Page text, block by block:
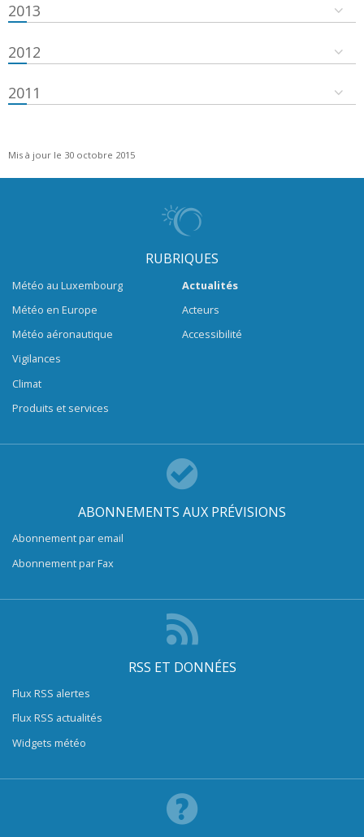
2013
2012
2011
Mis à jour le 30 octobre 2015
RUBRIQUES
Météo au Luxembourg
Météo en Europe
Météo aéronautique
Vigilances
Climat
Produits et services
Actualités
Acteurs
Accessibilité
ABONNEMENTS AUX PRÉVISIONS
Abonnement par email
Abonnement par Fax
RSS ET DONNÉES
Flux RSS alertes
Flux RSS actualités
Widgets météo